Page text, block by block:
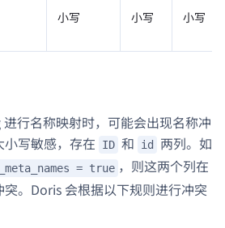
小写 小写 小写
行名称映射时，可能会出现名称冲
写敏感，存在
ID 和 id
两列。如
= true ，则这两个列在
。Doris 会根据以下规则进行冲突